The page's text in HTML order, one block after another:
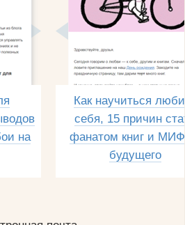
на
Как научиться
себя, 15 причин
фанатом книг и
будущего